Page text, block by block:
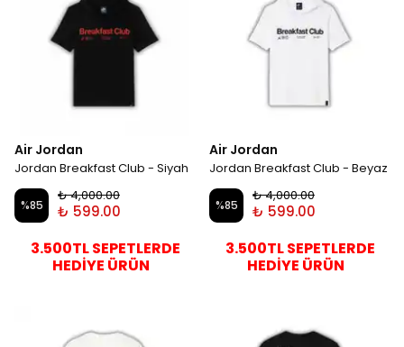
Air Jordan
Jordan Breakfast Club - Siyah
%85
₺ 4,000.00
₺ 599.00
3.500TL SEPETLERDE
HEDİYE ÜRÜN
Air Jordan
Jordan Breakfast Club - Beyaz
%85
₺ 4,000.00
₺ 599.00
3.500TL SEPETLERDE
HEDİYE ÜRÜN